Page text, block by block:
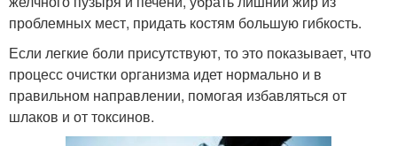
проблемных мест, придать костям большую гибкость.
Если легкие боли присутствуют, то это показывает, что
процесс очистки организма идет нормально и в
правильном направлении, помогая избавляться от
шлаков и от токсинов.